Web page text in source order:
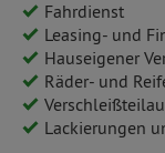
Fahrdienst
Leasing- und
Hauseigener
Räder- und
Lackierungen